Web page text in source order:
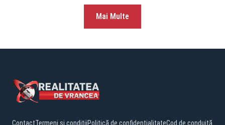
Mai Multe
ContactTermeni și condițiiPolitică de confidențialitateCod de conduită